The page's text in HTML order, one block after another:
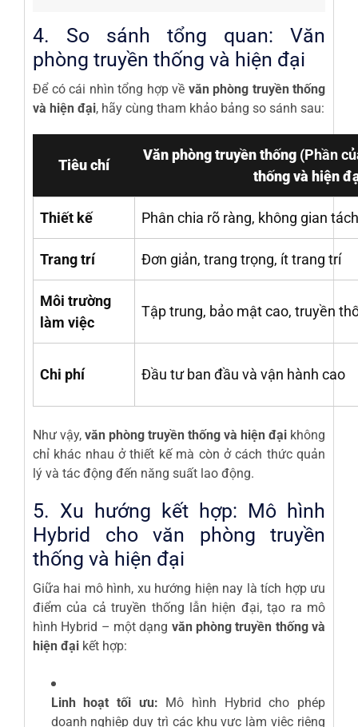
4. So sánh tổng quan: Văn
phòng truyền thống và hiện đại
Để có cái nhìn tổng hợp về văn phòng truyền thống
và hiện đại, hãy cùng tham khảo bảng so sánh sau:
Tiêu chí
Văn phòng truyền thống (Phần
thống và hiện
Thiết kế Phân chia rõ ràng, không gian
Trang trí Đơn giản, trang trọng, ít trang trí
Môi trường
làm việc
Tập trung, bảo mật cao, truyền
Chi phí Đầu tư ban đầu và vận hành cao
Như vậy, văn phòng truyền thống và hiện đại không
chỉ khác nhau ở thiết kế mà còn ở cách thức quản
lý và tác động đến năng suất lao động.
5. Xu hướng kết hợp: Mô hình
Hybrid cho văn phòng truyền
thống và hiện đại
Giữa hai mô hình, xu hướng hiện nay là tích hợp ưu
điểm của cả truyền thống lẫn hiện đại, tạo ra mô
hình Hybrid – một dạng văn phòng truyền thống và
hiện đại kết hợp:
Linh hoạt tối ưu: Mô hình Hybrid cho phép
doanh nghiệp duy trì các khu vực làm việc riêng